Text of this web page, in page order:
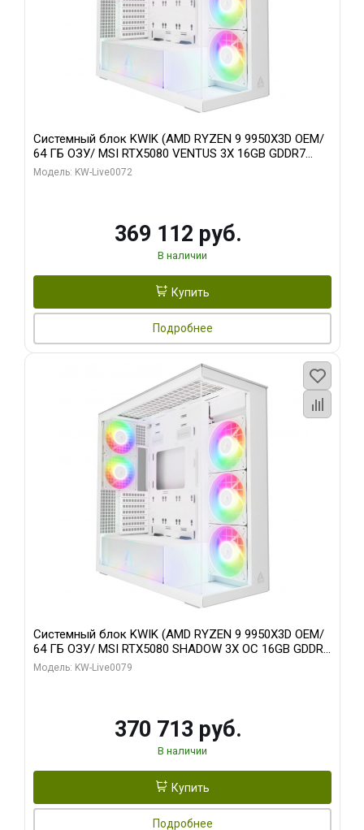
Системный блок KWIK (AMD RYZEN 9 9950X3D OEM/
64 ГБ ОЗУ/ MSI RTX5080 VENTUS 3X 16GB GDDR7
256bit 3xDP HDMI 3F/ 960 ГБ SSD)
Модель: KW-Live0072
369 112 руб.
В наличии
Купить
Подробнее
Системный блок KWIK (AMD RYZEN 9 9950X3D OEM/
64 ГБ ОЗУ/ MSI RTX5080 SHADOW 3X OC 16GB GDDR7
256bit 3xDP HDMI/ 960 ГБ SSD)
Модель: KW-Live0079
370 713 руб.
В наличии
Купить
Подробнее